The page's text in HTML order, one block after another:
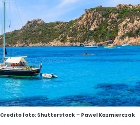
Credito foto: Shutterstock – Pawel Kazmierczak